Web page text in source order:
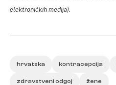
elektroničkih medija).
hrvatska kontracepcija
zdravstveni odgoj žene